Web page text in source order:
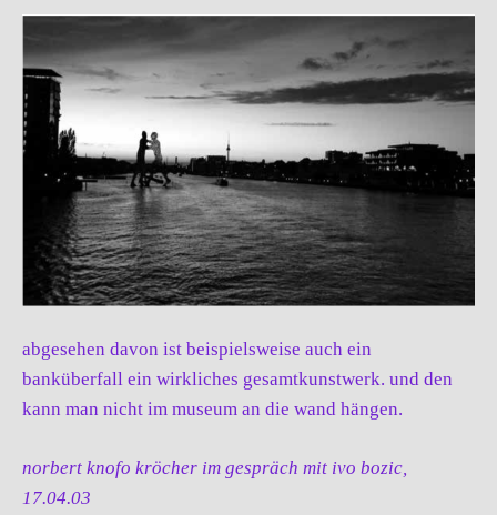
abgesehen davon ist beispielsweise auch ein
banküberfall ein wirkliches gesamtkunstwerk. und den
kann man nicht im museum an die wand hängen.
norbert knofo kröcher im gespräch mit ivo bozic,
17.04.03